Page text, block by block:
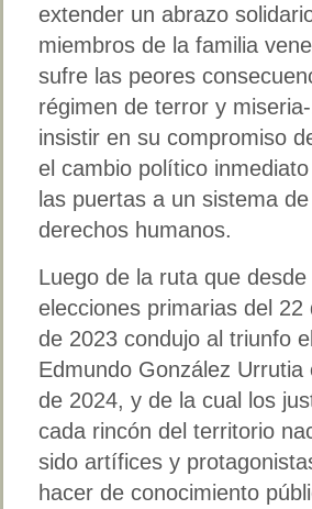
extender un abrazo
miembros de la familia
sufre las peores
régimen de terror y
insistir en su compromiso
el cambio político
las puertas a un sistema
derechos humanos.
Luego de la ruta que desde
elecciones primarias del 22
de 2023 condujo al triunfo
Edmundo González Urrutia
de 2024, y de la cual los
cada rincón del territorio
sido artífices y
hacer de conocimiento